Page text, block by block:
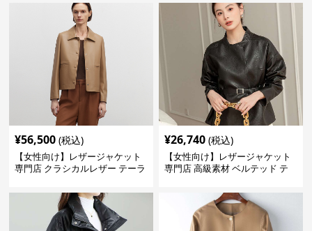
¥56,500 (税込)
【女性向け】レザージャケット
専門店 クラシカルレザー テーラ
¥26,740 (税込)
【女性向け】レザージャケット
専門店 高級素材 ベルテッド テ